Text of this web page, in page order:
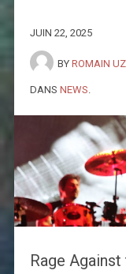
JUIN 22, 2025
BY ROMAIN
DANS NEWS
Rage